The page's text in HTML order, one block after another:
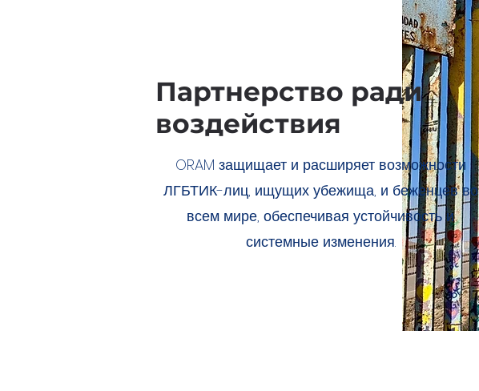
Партнерство ради
воздействия
ORAM защищает и расширяет возможности
ЛГБТИК-лиц, ищущих убежища, и беженцев во
всем мире, обеспечивая устойчивость и
системные изменения.